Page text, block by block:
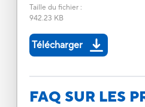
Taille du fichier:
942.23 KB
Télécharger
FAQ SUR LES